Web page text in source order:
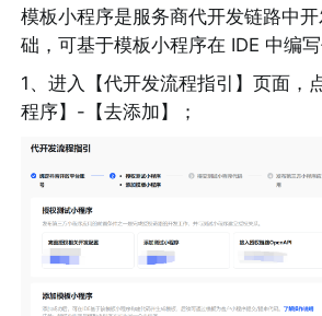
模板小程序是服务商代开发链路中
础，可基于模板小程序在 IDE 中编写
1、进入【代开发流程指引】页面，
程序】-【去添加】；